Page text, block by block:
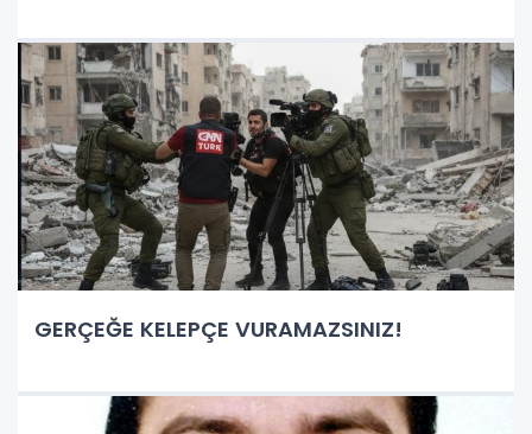
GERÇEĞE KELEPÇE VURAMAZSINIZ!